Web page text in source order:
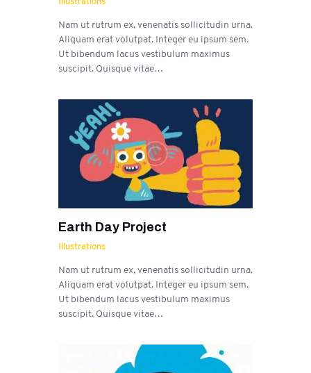
Nam ut rutrum ex, venenatis sollicitudin urna.
Aliquam erat volutpat. Integer eu ipsum sem.
Ut bibendum lacus vestibulum maximus
suscipit. Quisque vitae…
Earth Day Project
Illustrations
Nam ut rutrum ex, venenatis sollicitudin urna.
Aliquam erat volutpat. Integer eu ipsum sem.
Ut bibendum lacus vestibulum maximus
suscipit. Quisque vitae…